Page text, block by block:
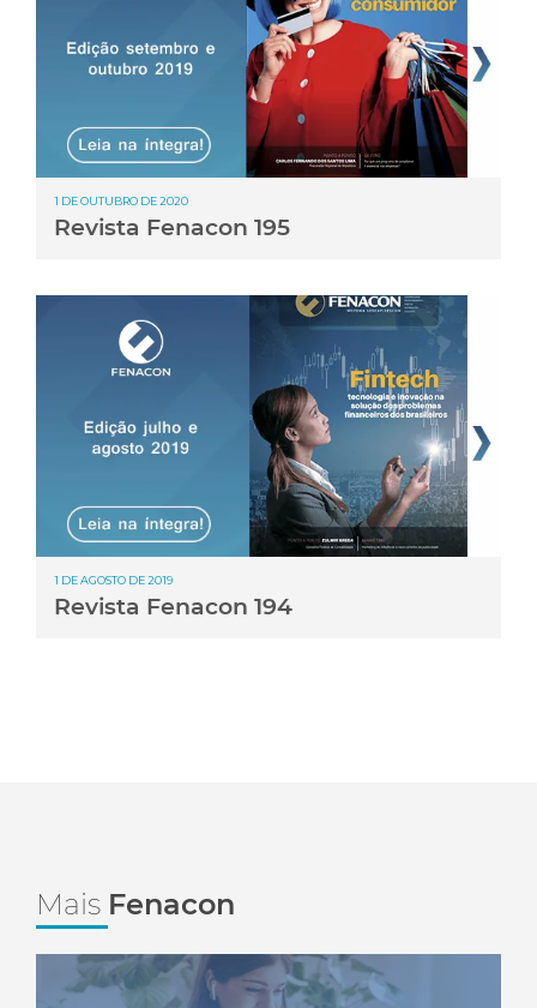
1 DE OUTUBRO DE 2020
Revista Fenacon 195
1 DE AGOSTO DE 2019
Revista Fenacon 194
Mais Fenacon